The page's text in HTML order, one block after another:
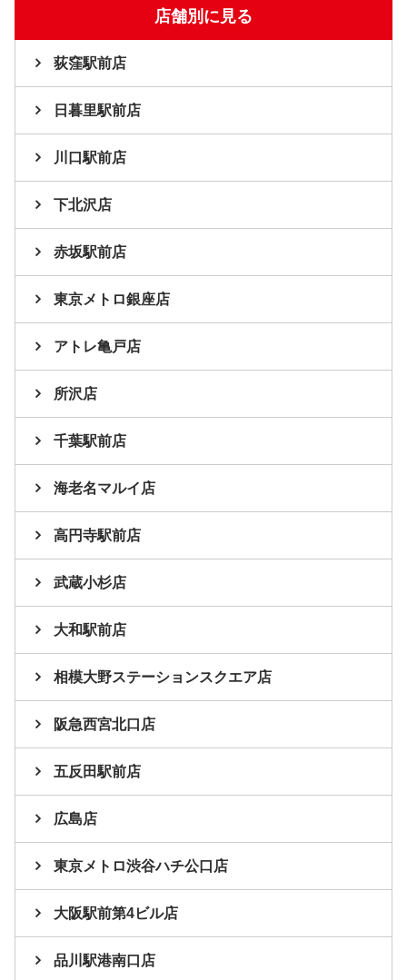
店舗別に見る
荻窪駅前店
日暮里駅前店
川口駅前店
下北沢店
赤坂駅前店
東京メトロ銀座店
アトレ亀戸店
所沢店
千葉駅前店
海老名マルイ店
高円寺駅前店
武蔵小杉店
大和駅前店
相模大野ステーションスクエア店
阪急西宮北口店
五反田駅前店
広島店
東京メトロ渋谷ハチ公口店
大阪駅前第4ビル店
品川駅港南口店